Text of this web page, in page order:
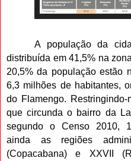
A população da
distribuída em 41,5% na
20,5% da população estão
6,3 milhões de habitantes,
do Flamengo.
que circunda o bairro da
segundo o Censo 2010,
ainda as regiões
(Copacabana) e XXVII